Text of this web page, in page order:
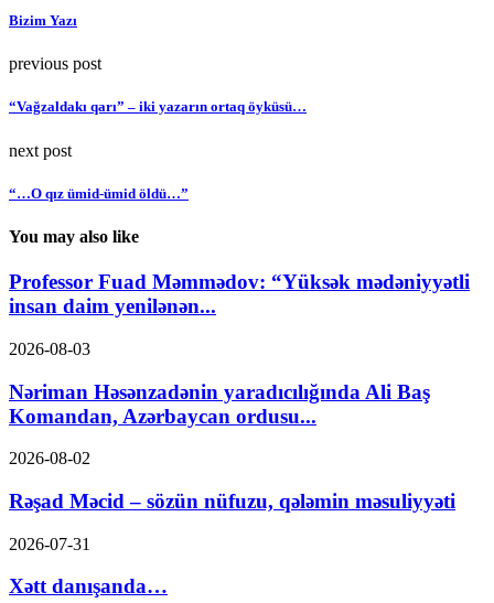
Bizim Yazı
previous post
“Vağzaldakı qarı” – iki yazarın ortaq öyküsü…
next post
“…O qız ümid-ümid öldü…”
You may also like
Professor Fuad Məmmədov: “Yüksək mədəniyyətli
insan daim yenilənən...
2026-08-03
Nəriman Həsənzadənin yaradıcılığında Ali Baş
Komandan, Azərbaycan ordusu...
2026-08-02
Rəşad Məcid – sözün nüfuzu, qələmin məsuliyyəti
2026-07-31
Xətt danışanda…